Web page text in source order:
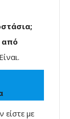
από
είστε με